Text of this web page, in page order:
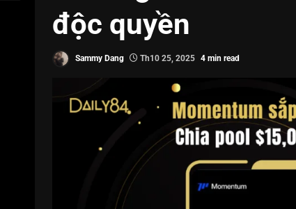
độc quyền
Sammy Dang Th10 25, 2025 4 min read